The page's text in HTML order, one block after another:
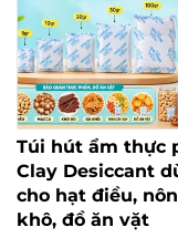
Túi hút ẩm thực
Clay Desiccant
cho hạt điều,
khô, đồ ăn vặt